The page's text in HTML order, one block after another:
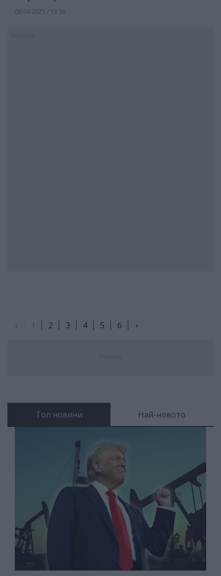
06.04.2021 / 13:36
‹ 1 2 3 4 5 6 ›
Топ новини Най-новото